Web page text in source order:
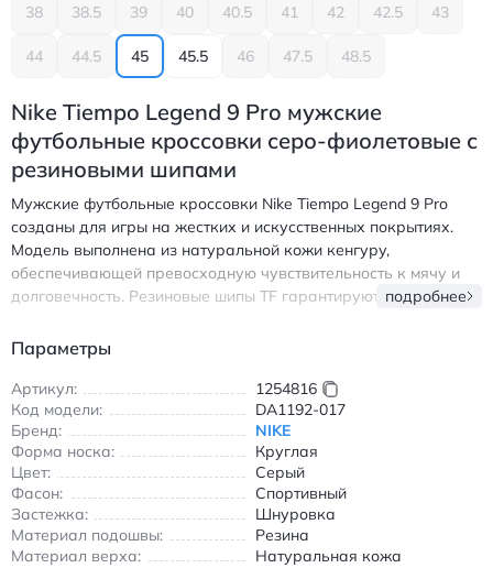
38 38.5 39 40 40.5 41 42 42.5 43
44 44.5 45 45.5 46 47.5 48.5
Nike Tiempo Legend 9 Pro мужские
футбольные кроссовки серо-фиолетовые с
резиновыми шипами
Мужские футбольные кроссовки Nike Tiempo Legend 9 Pro
созданы для игры на жестких и искусственных покрытиях.
Модель выполнена из натуральной кожи кенгуру,
обеспечивающей превосходную чувствительность к мячу и
долговечность. Резиновые шипы TF гарантируют надежное
снижает нагрузку на суставы при беге и резких поворотах.
комфортной даже в интенсивных матчах. Круглый носок и
шнуровка обеспечивают плотную посадку, а комбинация
серого, фиолетового и белого цветов придает стильный вид.
Идеальный выбор для футболистов, ценящих сочетание
традиционного качества и современных технологий. Найк
Тьемпо Легенд 9 Про мужские футбольные кроссовки из
натуральной кожи с резиновыми шипами для жесткой травы
подробнее
Параметры
Артикул:
1254816
Код модели:
DA1192-017
Бренд:
NIKE
Форма носка:
Круглая
Цвет:
Серый
Фасон:
Спортивный
Застежка:
Шнуровка
Материал подошвы:
Резина
Материал верха:
Натуральная кожа